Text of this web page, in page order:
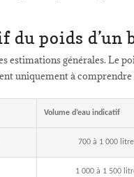
du poids
estimations générales. Le
uniquement à comprendre
Volume d’eau indicatif
700 à 1 000
1 000 à 1 500